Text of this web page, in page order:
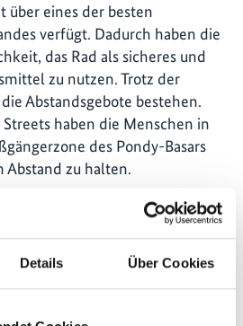
Details Über Cookies
über eines der besten
verfügt. Dadurch haben die
das Rad als sicheres und
zu nutzen. Trotz der
Abstandsgebote bestehen.
haben die Menschen in
des Pondy-Basars
Abstand zu halten.
Umgestaltung des
in den Städten
einer nachhaltigen Stadt